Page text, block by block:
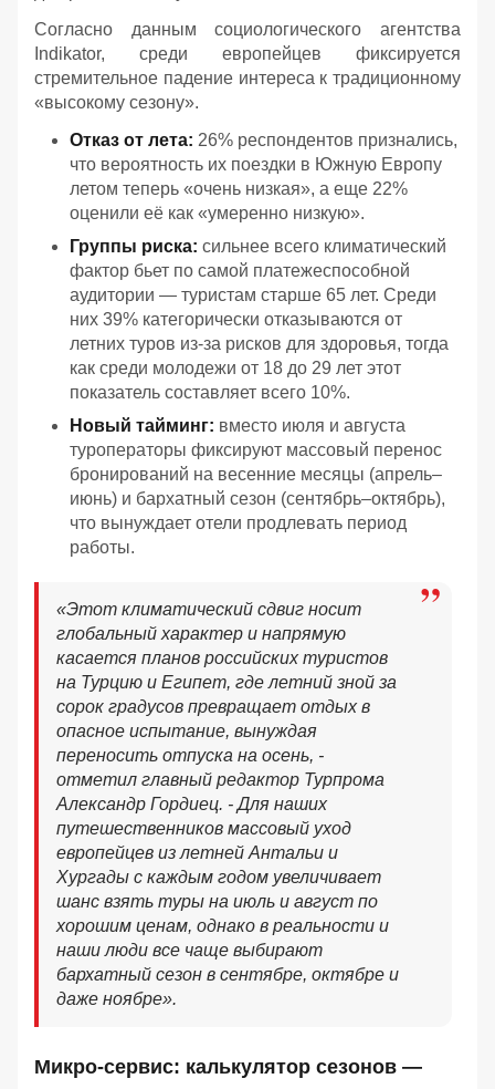
Согласно данным социологического агентства
Indikator, среди европейцев фиксируется
стремительное падение интереса к традиционному
«высокому сезону».
Отказ от лета: 26% респондентов признались,
что вероятность их поездки в Южную Европу
летом теперь «очень низкая», а еще 22%
оценили её как «умеренно низкую».
Группы риска: сильнее всего климатический
фактор бьет по самой платежеспособной
аудитории — туристам старше 65 лет. Среди
них 39% категорически отказываются от
летних туров из-за рисков для здоровья, тогда
как среди молодежи от 18 до 29 лет этот
показатель составляет всего 10%.
Новый тайминг: вместо июля и августа
туроператоры фиксируют массовый перенос
бронирований на весенние месяцы (апрель–
июнь) и бархатный сезон (сентябрь–октябрь),
что вынуждает отели продлевать период
работы.
«Этот климатический сдвиг носит
глобальный характер и напрямую
касается планов российских туристов
на Турцию и Египет, где летний зной за
сорок градусов превращает отдых в
опасное испытание, вынуждая
переносить отпуска на осень, -
отметил главный редактор Турпрома
Александр Гордиец. - Для наших
путешественников массовый уход
европейцев из летней Антальи и
Хургады с каждым годом увеличивает
шанс взять туры на июль и август по
хорошим ценам, однако в реальности и
наши люди все чаще выбирают
бархатный сезон в сентябре, октябре и
даже ноябре».
Микро-сервис: калькулятор сезонов —